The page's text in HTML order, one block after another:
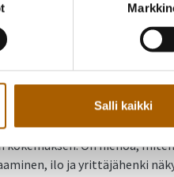
Salli kaikki
paikkansa
Yritys on laajentanut
aktiivisesti
kertoo Suotula raadin
ja iloinen. Asiakas saa aina
kokemuksen. On hienoa,
ilo ja yrittäjähenki